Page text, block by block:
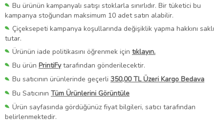
Bu ürünün kampanyalı satışı stoklarla sınırlıdır. Bir tüketici bu
kampanya stoğundan maksimum 10 adet satın alabilir.
Çiçeksepeti kampanya koşullarında değişiklik yapma hakkını saklı
tutar.
Ürünün iade politikasını öğrenmek için tıklayın.
Bu ürün PrintiFytarafından gönderilecektir.
Bu satıcının ürünlerinde geçerli 350,00 TL Üzeri Kargo Bedava
Bu Satıcının Tüm Ürünlerini Görüntüle
Ürün sayfasında gördüğünüz fiyat bilgileri, satıcı tarafından
belirlenmektedir.